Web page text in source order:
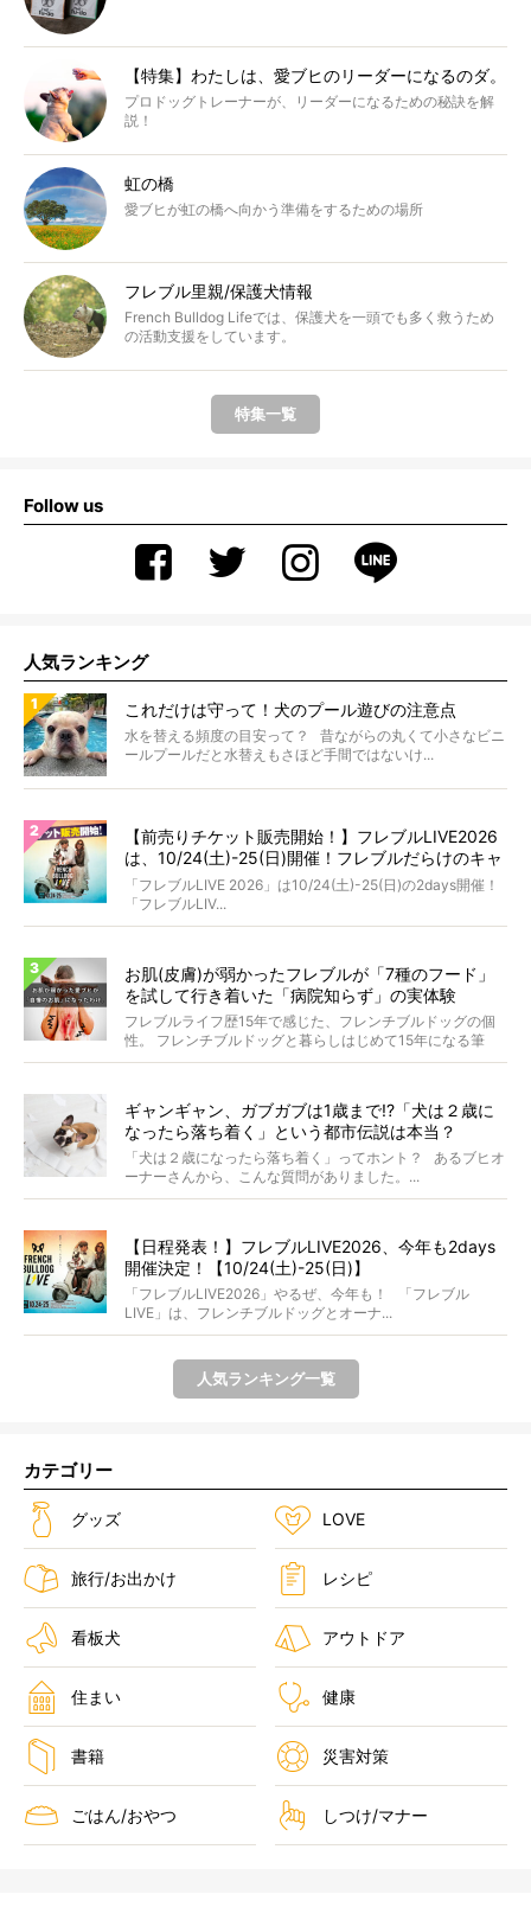
【特集】わたしは、愛ブヒのリーダーになるのダ。
プロドッグトレーナーが、リーダーになるための秘訣を解
説！
虹の橋
愛ブヒが虹の橋へ向かう準備をするための場所
フレブル里親/保護犬情報
French Bulldog Lifeでは、保護犬を一頭でも多く救うため
の活動支援をしています。
特集一覧
Follow us
人気ランキング
これだけは守って！犬のプール遊びの注意点
水を替える頻度の目安って？ 昔ながらの丸くて小さなビニ
ールプールだと水替えもさほど手間ではないけ...
【前売りチケット販売開始！】フレブルLIVE2026
は、10/24(土)-25(日)開催！フレブルだらけのキャ
ンプ・前夜祭・バスプランも新登場!?
「フレブルLIVE 2026」は10/24(土)-25(日)の2days開催！
「フレブルLIV...
お肌(皮膚)が弱かったフレブルが「7種のフード」
を試して行き着いた「病院知らず」の実体験
フレブルライフ歴15年で感じた、フレンチブルドッグの個
性。 フレンチブルドッグと暮らしはじめて15年になる筆
者...
ギャンギャン、ガブガブは1歳まで!?「犬は２歳に
なったら落ち着く」という都市伝説は本当？
「犬は２歳になったら落ち着く」ってホント？ あるブヒオ
ーナーさんから、こんな質問がありました。...
【日程発表！】フレブルLIVE2026、今年も2days
開催決定！【10/24(土)-25(日)】
「フレブルLIVE2026」やるぜ、今年も！ 「フレブル
LIVE」は、フレンチブルドッグとオーナ...
人気ランキング一覧
カテゴリー
グッズ LOVE
旅行/お出かけ レシピ
看板犬 アウトドア
住まい 健康
書籍 災害対策
ごはん/おやつ しつけ/マナー